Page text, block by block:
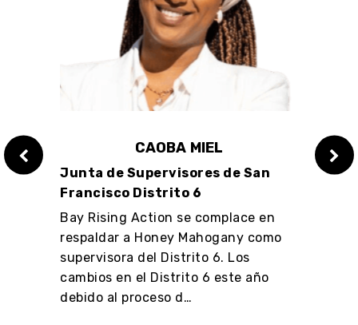
CAOBA MIEL
Junta de Supervisores de San
Francisco Distrito 6
Bay Rising Action se complace en
respaldar a Honey Mahogany como
supervisora del Distrito 6. Los
cambios en el Distrito 6 este año
debido al proceso d…